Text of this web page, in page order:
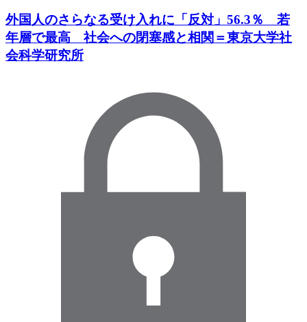
外国人のさらなる受け入れに「反対」56.3％ 若
年層で最高 社会への閉塞感と相関＝東京大学社
会科学研究所